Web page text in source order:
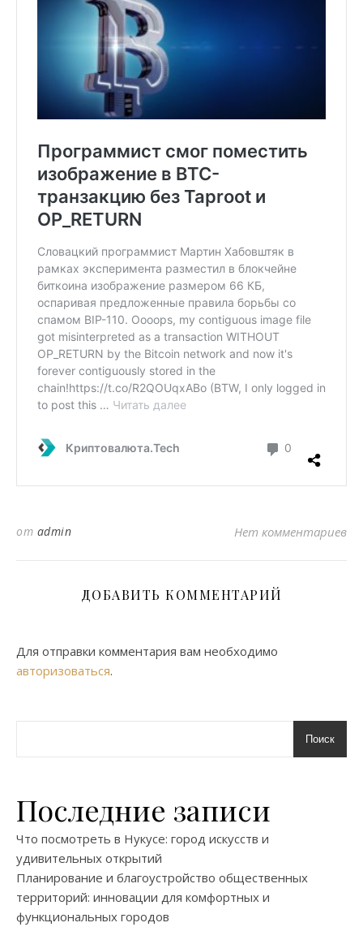
от admin Нет комментариев
ДОБАВИТЬ КОММЕНТАРИЙ
Для отправки комментария вам необходимо
авторизоваться.
Поиск
Последние записи
Что посмотреть в Нукусе: город искусств и
удивительных открытий
Планирование и благоустройство общественных
территорий: инновации для комфортных и
функциональных городов